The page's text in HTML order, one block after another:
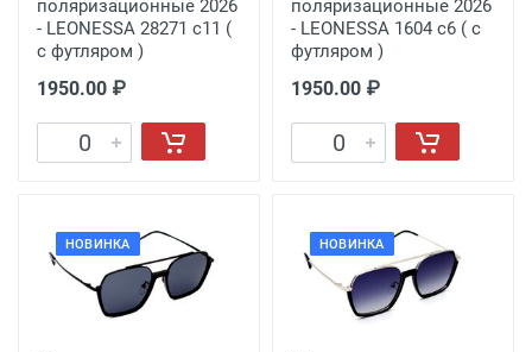
поляризационные 2026
- LEONESSA 28271 с11 (
с футляром )
1950.00 ₽
поляризационные 2026
- LEONESSA 1604 с6 ( с
футляром )
1950.00 ₽
НОВИНКА НОВИНКА